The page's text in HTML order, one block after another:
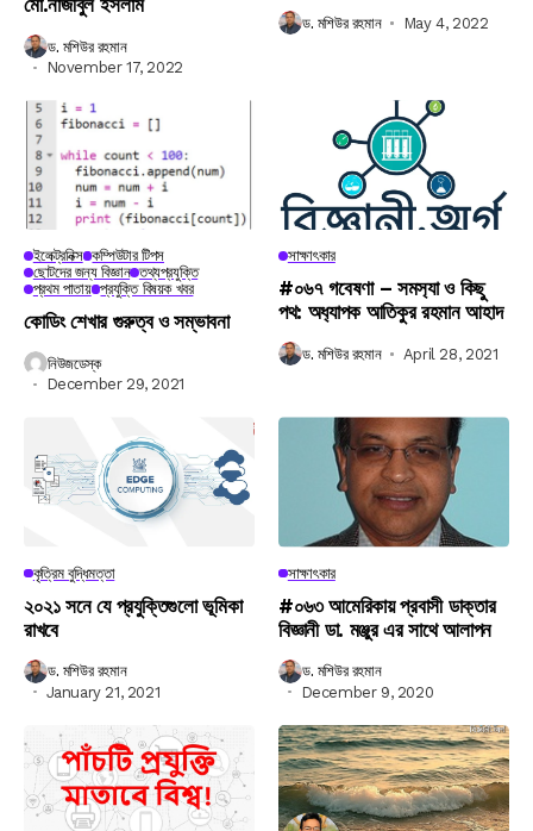
মো.নাজীবুল ইসলাম
ড. মশিউর রহমান
November 17, 2022
ড. মশিউর রহমান May 4, 2022
ইলেক্ট্রনিক্স কম্পিউটার টিপস
ছোটদের জন্য বিজ্ঞান তথ্যপ্রযুক্তি
প্রথম পাতায় প্রযুক্তি বিষয়ক খবর
কোডিং শেখার গুরুত্ব ও সম্ভাবনা
নিউজডেস্ক
December 29, 2021
সাক্ষাৎকার
#০৬৭ গবেষণা – সমস‍্যা ও কিছু
পথ: অধ‍্যাপক আতিকুর রহমান আহাদ
ড. মশিউর রহমান April 28, 2021
কৃত্রিম বুদ্ধিমত্তা
২০২১ সনে যে প্রযুক্তিগুলো ভূমিকা
রাখবে
ড. মশিউর রহমান
January 21, 2021
সাক্ষাৎকার
#০৬৩ আমেরিকায় প্রবাসী ডাক্তার
বিজ্ঞানী ডা. মঞ্জুর এর সাথে আলাপন
ড. মশিউর রহমান
December 9, 2020